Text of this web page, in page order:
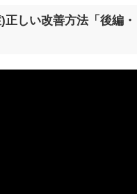
しい改善方法「後編・